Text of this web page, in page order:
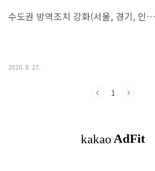
등 방역수칙 의무화 유지 * 실내 국공립시설 이용인
원 절반 이하로 제한하여 운영 재개 * 시장, 마트, 백
영화관, 공연장, PC방 좌석 한 칸 띄워 앉기 의무화
수도권 방역조치 강화(서울, 경기, 인천 사회적 거리 두기 2단계 조치)
2020. 8. 27.
1